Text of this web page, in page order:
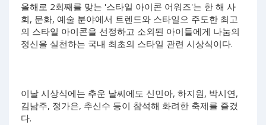
올해로 2회째를 맞는 '스타일 아이콘 어워즈'는 한 해 사
회, 문화, 예술 분야에서 트렌드와 스타일으 주도한 최고
의 스타일 아이콘을 선정하고 소외된 아이들에게 나눔의
정신을 실천하는 국내 최초의 스타일 관련 시상식이다.
이날 시상식에는 추운 날씨에도 신민아, 하지원, 박시연,
김남주, 정가은, 추신수 등이 참석해 화려한 축제를 즐겼
다.